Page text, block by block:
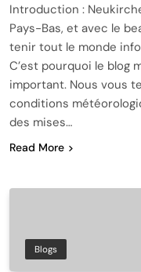
Introduction :
Pays-Bas, et avec le
tenir tout le monde
C’est pourquoi le blog
important. Nous vous
conditions
des mises…
Read More
Blogs